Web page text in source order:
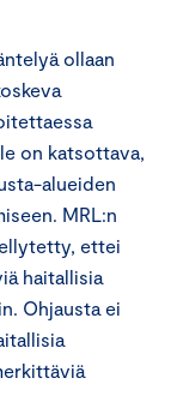
ollaan
on katsottava,
alueiden
MRL:n
ettei
haitallisia
Ohjausta ei